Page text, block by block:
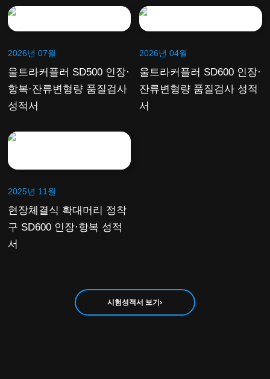
울트라커플러 SD500 인장·
항복·잔류변형량 품질검사
성적서
2026년 07월
울트라커플러 SD600 인장·
잔류변형량 품질검사 성적
서
2026년 04월
현장체결식 확대머리 정착
구 SD600 인장·항복 성적
서
2025년 11월
시험성적서 보기›